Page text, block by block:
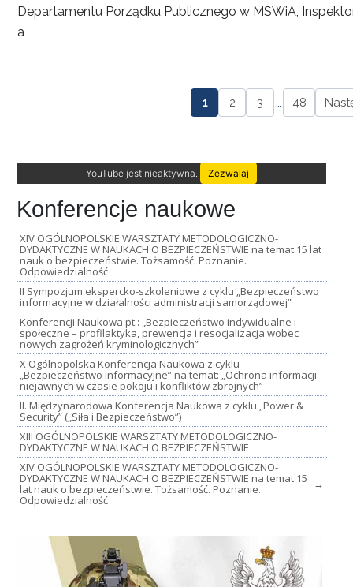
Departamentu Porządku Publicznego w MSWiA,
a
1 2 3 … 48
YouTube jest nieaktywna. Zezwalaj
Konferencje naukowe
XIV OGÓLNOPOLSKIE WARSZTATY METODOLOGICZNO-
DYDAKTYCZNE W NAUKACH O BEZPIECZEŃSTWIE na temat 15 lat
nauk o bezpieczeństwie. Tożsamość. Poznanie.
Odpowiedzialność
II Sympozjum ekspercko-szkoleniowe z cyklu „Bezpieczeństwo
informacyjne w działalności administracji samorządowej”
Konferencji Naukowa pt.: „Bezpieczeństwo indywidualne i
społeczne – profilaktyka, prewencja i resocjalizacja wobec
nowych zagrożeń kryminologicznych”
X Ogólnopolska Konferencja Naukowa z cyklu
„Bezpieczeństwo informacyjne” na temat: „Ochrona informacji
niejawnych w czasie pokoju i konfliktów zbrojnych”
II. Międzynarodowa Konferencja Naukowa z cyklu „Power &
Security” („Siła i Bezpieczeństwo”)
XIII OGÓLNOPOLSKIE WARSZTATY METODOLOGICZNO-
DYDAKTYCZNE W NAUKACH O BEZPIECZEŃSTWIE
XIV OGÓLNOPOLSKIE WARSZTATY METODOLOGICZNO-
DYDAKTYCZNE W NAUKACH O BEZPIECZEŃSTWIE na temat 15
lat nauk o bezpieczeństwie. Tożsamość. Poznanie.
Odpowiedzialność
→